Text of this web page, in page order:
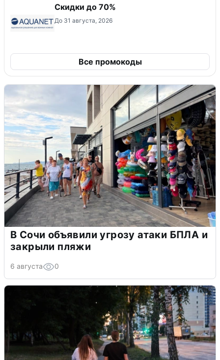
Скидки до 70%
До 31 августа, 2026
Все промокоды
В Сочи объявили угрозу атаки БПЛА и
закрыли пляжи
6 августа 0